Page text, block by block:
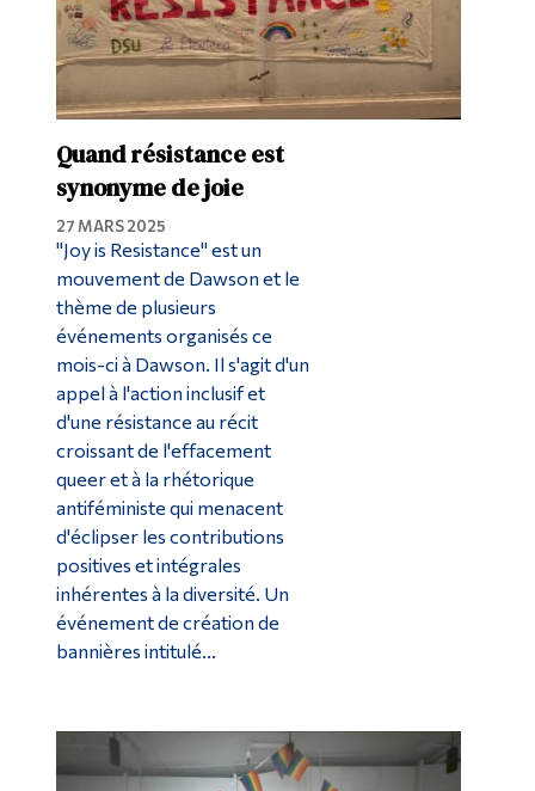
Quand résistance est
synonyme de joie
27 MARS 2025
"Joy is Resistance" est un
mouvement de Dawson et le
thème de plusieurs
événements organisés ce
mois-ci à Dawson. Il s'agit d'un
appel à l'action inclusif et
d'une résistance au récit
croissant de l'effacement
queer et à la rhétorique
antiféministe qui menacent
d'éclipser les contributions
positives et intégrales
inhérentes à la diversité. Un
événement de création de
bannières intitulé...